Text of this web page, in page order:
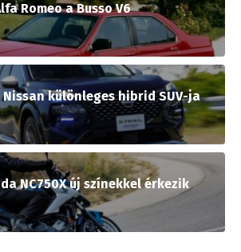
Romeo a Busso V6
Nissan különleges hibrid SUV-ja
NC750X új színekkel érkezik